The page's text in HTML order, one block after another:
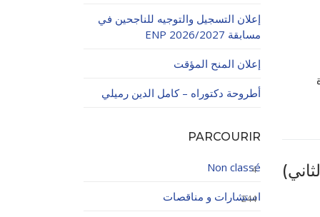
إعلان التسجيل والتوجيه للناجحين في
مسابقة ENP 2026/2027
إعلان المنح المؤقت
أطروحة دكتوراه – كامل الدين رميلي
PARCOURIR
Non classé
4
استشارات و مناقصات
244